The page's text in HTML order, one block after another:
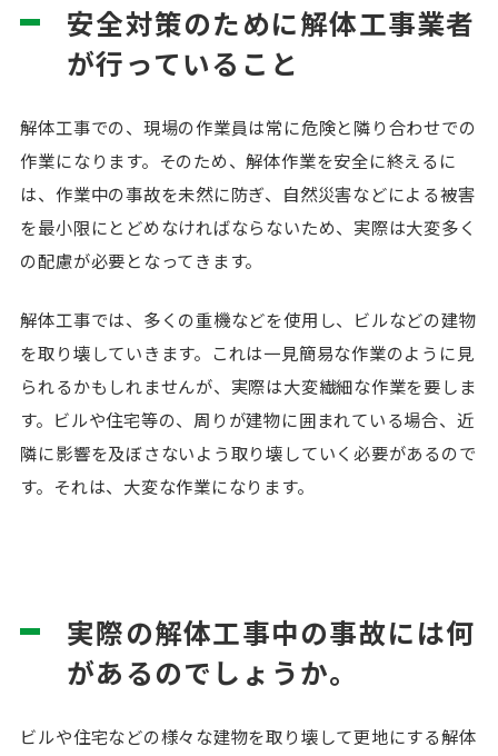
安全対策のために解体工事業者
が行っていること
解体工事での、現場の作業員は常に危険と隣り合わせでの
作業になります。そのため、解体作業を安全に終えるに
は、作業中の事故を未然に防ぎ、自然災害などによる被害
を最小限にとどめなければならないため、実際は大変多く
の配慮が必要となってきます。
解体工事では、多くの重機などを使用し、ビルなどの建物
を取り壊していきます。これは一見簡易な作業のように見
られるかもしれませんが、実際は大変繊細な作業を要しま
す。ビルや住宅等の、周りが建物に囲まれている場合、近
隣に影響を及ぼさないよう取り壊していく必要があるので
す。それは、大変な作業になります。
実際の解体工事中の事故には何
があるのでしょうか。
ビルや住宅などの様々な建物を取り壊して更地にする解体